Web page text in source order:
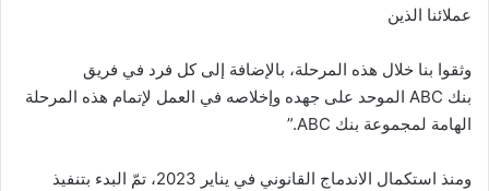
عملائنا الذين
وثقوا بنا خلال هذه المرحلة، بالإضافة إلى كل فرد في فريق
بنك ABC الموحد على جهده وإخلاصه في العمل لإتمام هذه المرحلة
الهامة لمجموعة بنك ABC
.”
ومنذ استكمال الاندماج القانوني في يناير 2023، تمّ البدء بتنفيذ